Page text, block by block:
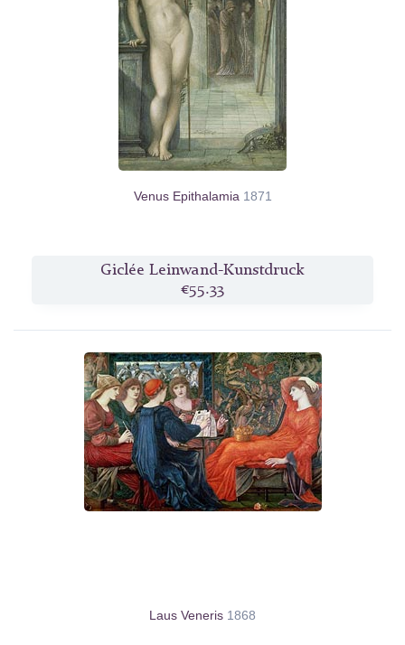
Venus Epithalamia 1871
Giclée Leinwand-Kunstdruck
€55.33
Laus Veneris 1868